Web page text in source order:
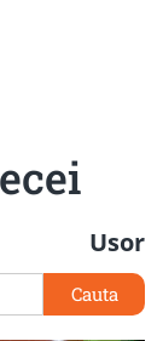
Usor
Cauta